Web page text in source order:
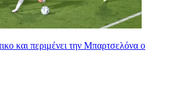
και περιμένει την Μπαρτσελόνα ο